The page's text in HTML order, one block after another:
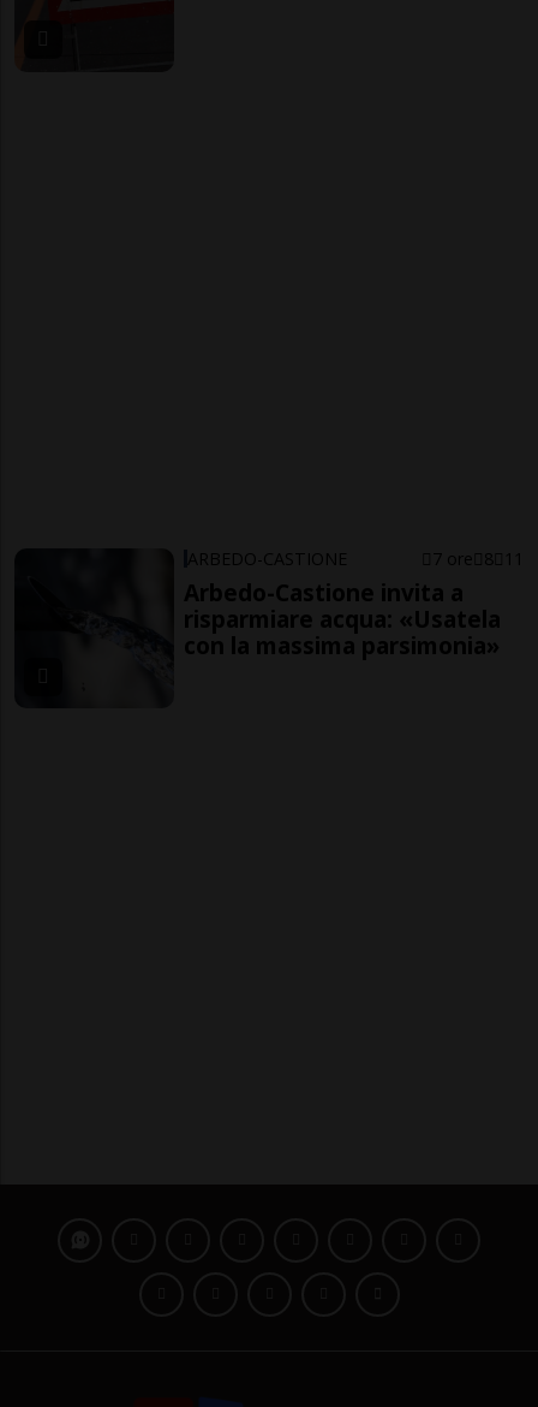
ARBEDO-CASTIONE 7 ore 8 11
Arbedo-Castione invita a
risparmiare acqua: «Usatela
con la massima parsimonia»